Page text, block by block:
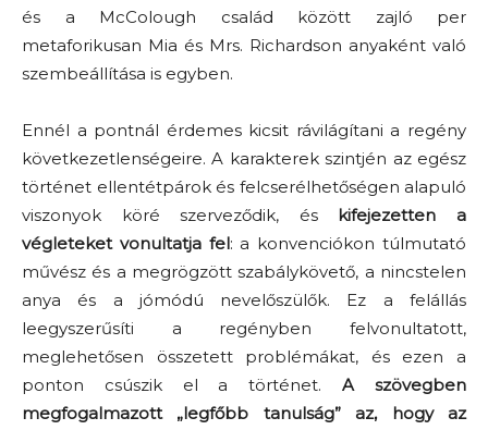
és a McColough család között zajló per
metaforikusan Mia és Mrs. Richardson anyaként való
szembeállítása is egyben.
Ennél a pontnál érdemes kicsit rávilágítani a regény
következetlenségeire. A karakterek szintjén az egész
történet ellentétpárok és felcserélhetőségen alapuló
viszonyok köré szerveződik, és kifejezetten a
végleteket vonultatja fel: a konvenciókon túlmutató
művész és a megrögzött szabálykövető, a nincstelen
anya és a jómódú nevelőszülők. Ez a felállás
leegyszerűsíti a regényben felvonultatott,
meglehetősen összetett problémákat, és ezen a
ponton csúszik el a történet.A szövegben
megfogalmazott „legfőbb tanulság” az, hogy az